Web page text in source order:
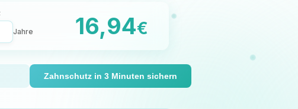
Jahre 16,94€
Zahnschutz in 3 Minuten sichern